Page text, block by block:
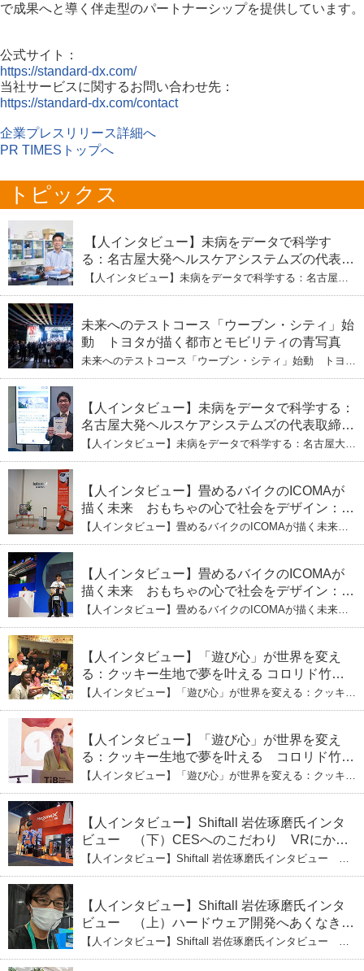
で成果へと導く伴走型のパートナーシップを提供しています。
公式サイト：
https://standard-dx.com/
当社サービスに関するお問い合わせ先：
https://standard-dx.com/contact
企業プレスリリース詳細へ
PR TIMESトップへ
トピックス
【人インタビュー】未病をデータで科学す
る：名古屋大発ヘルスケアシステムズの代表取
締役社長・瀧本陽介 【下】「人生80年の暇つ
ぶし」を着実に：理系ニートが挑むヘルスケア
【人インタビュー】未病をデータで科学する：名古屋大
発ヘルスケアシステムズの代表取締役社長・瀧本陽介
挑むヘルスケア標準化と海外戦略
未来へのテストコース「ウーブン・シティ」始
動 トヨタが描く都市とモビリティの青写真
未来へのテストコース「ウーブン・シティ」始動 トヨタ
が描く都市とモビリティの青写真
【人インタビュー】未病をデータで科学する：
名古屋大発ヘルスケアシステムズの代表取締役
社長・瀧本陽介 郵送検査で挑む健康の未来
【人インタビュー】未病をデータで科学する：名古屋大発
ヘルスケアシステムズの代表取締役社長・瀧本陽介 郵送
【人インタビュー】畳めるバイクのICOMAが
描く未来 おもちゃの心で社会をデザイン：株
式会社ICOMAの代表取締役・生駒崇光
（下）おもちゃで社会を変える、「トイボック
【人インタビュー】畳めるバイクのICOMAが描く未来
おもちゃの心で社会をデザイン：株式会社ICOMAの代表
イボックス」というデザインメソッド
【人インタビュー】畳めるバイクのICOMAが
描く未来 おもちゃの心で社会をデザイン：株
式会社ICOMAの代表取締役・生駒崇光
（上）「変形」に魅せられたデザイナーの軌
【人インタビュー】畳めるバイクのICOMAが描く未来
おもちゃの心で社会をデザイン：株式会社ICOMAの代表
ーの軌跡
【人インタビュー】「遊び心」が世界を変え
る：クッキー生地で夢を叶える コロリド竹内
ひとみ（下） 起業は「影響力」のため。愛と
笑いの子育て哲学
【人インタビュー】「遊び心」が世界を変える：クッキー
生地で夢を叶える コロリド竹内ひとみ（下） 起業は「影
【人インタビュー】「遊び心」が世界を変え
る：クッキー生地で夢を叶える コロリド竹内
ひとみ（上） クッキー生地に込めた「誰でも
できる」という哲学
【人インタビュー】「遊び心」が世界を変える：クッキー
生地で夢を叶える コロリド竹内ひとみ（上） クッキー
【人インタビュー】Shiftall 岩佐琢磨氏インタ
ビュー （下）CESへのこだわり VRにかけ
る未来
【人インタビュー】Shiftall 岩佐琢磨氏インタビュー
（下）CESへのこだわり VRにかける未来
【人インタビュー】Shiftall 岩佐琢磨氏インタ
ビュー （上）ハードウェア開発へあくなき挑
戦 その起業の経緯とは
【人インタビュー】Shiftall 岩佐琢磨氏インタビュー
（上）ハードウェア開発へあくなき挑戦 その起業の経緯